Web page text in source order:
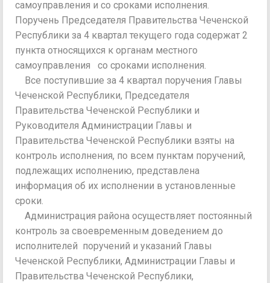
самоуправления и со сроками исполнения.
Поручень Председателя Правительства Чеченской
Республики за 4 квартал текущего года содержат 2
пункта относящихся к органам местного
самоуправления со сроками исполнения.
Все поступившие за 4 квартал поручения Главы
Чеченской Республики, Председателя
Правительства Чеченской Республики и
Руководителя Администрации Главы и
Правительства Чеченской Республики взяты на
контроль исполнения, по всем пунктам поручений,
подлежащих исполнению, представлена
информация об их исполнении в установленные
сроки.
Администрация района осуществляет постоянный
контроль за своевременным доведением до
исполнителей поручений и указаний Главы
Чеченской Республики, Администрации Главы и
Правительства Чеченской Республики,